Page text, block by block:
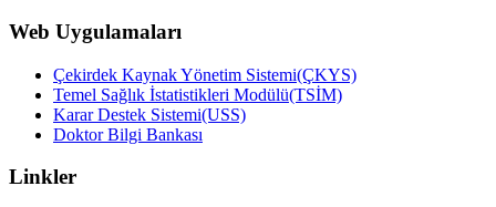
Web Uygulamaları
Çekirdek Kaynak Yönetim Sistemi(ÇKYS)
Temel Sağlık İstatistikleri Modülü(TSİM)
Karar Destek Sistemi(USS)
Doktor Bilgi Bankası
Linkler